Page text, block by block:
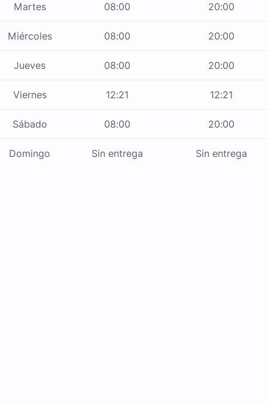
Martes 08:00 20:00
Miércoles 08:00 20:00
Jueves 08:00 20:00
Viernes 12:21 12:21
Sábado 08:00 20:00
Domingo Sin entrega Sin entrega